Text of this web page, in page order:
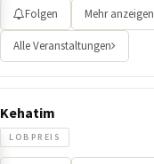
Folgen Mehr anzeigen
Alle Veranstaltungen
Kehatim
LOBPREIS